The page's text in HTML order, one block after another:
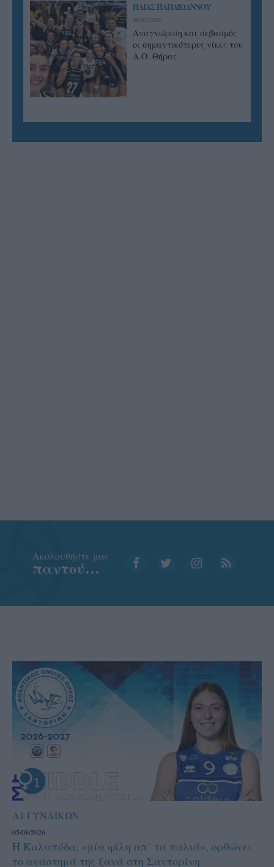
ΗΛΙΑΣ ΠΑΠΑΪΩΑΝΝΟΥ
08/03/2026
Αναγνώριση και σεβασμός
οι σημαντικότερες νίκες του
Α.Ο. Θήρας
Aκολουθήστε μας
παντού…
Α1 ΓΥΝΑΙΚΩΝ
05/08/2026
Η Καλαπόδα, «μία φίλη απ’ τα παλιά», ορθώνει
το ανάστημά της ξανά στη Σαντορίνη